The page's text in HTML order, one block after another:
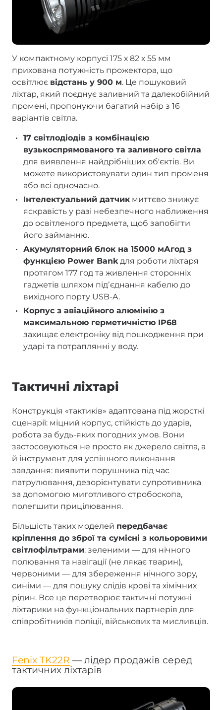
У компактному корпусі 175 х 82 х 55 мм
прихована потужність прожектора, що
освітлює відстань у 900 м. Це пошуковий
ліхтар, який поєднує заливний та далекобійний
промені, пропонуючи багатий набір з 16
варіантів світла.
17 світлодіодів з комбінацією
вузькоспрямованого та заливного світла
для виявлення найдрібніших об'єктів. Ви
можете використовувати один тип променя
або всі одночасно.
Інтелектуальний датчик миттєво знижує
яскравість у разі небезпечного наближення
до освітленого предмета, щоб запобігти
його займанню.
Акумуляторний блок на 15000 мАгод з
функцією Power Bankдля роботи ліхтаря
протягом 177 год та живлення сторонніх
гаджетів шляхом підʼєднання кабелю до
вихідного порту USB-A.
Корпус з авіаційного алюмінію з
максимальною герметичністю IP68
захищає електроніку від пошкодження при
ударі та потраплянні у воду.
Тактичні ліхтарі
Конструкція «тактиків» адаптована під жорсткі
сценарії: міцний корпус, стійкість до ударів,
робота за будь-яких погодних умов. Вони
застосовуються не просто як джерело світла, а
й інструмент для успішного виконання
завдання: виявити порушника під час
патрулювання, дезорієнтувати супротивника
за допомогою миготливого стробоскопа,
полегшити прицілювання.
Більшість таких моделей передбачає
кріплення до зброї та сумісні з кольоровими
світлофільтрами: зеленими — для нічного
полювання та навігації (не лякає тварин),
червоними — для збереження нічного зору,
синіми — для пошуку слідів крові та хімічних
рідин. Все це перетворює тактичні потужні
ліхтарики на функціональних партнерів для
співробітників поліції, військових та мисливців.
Fenix TK22R — лідер продажів серед
тактичних ліхтарів